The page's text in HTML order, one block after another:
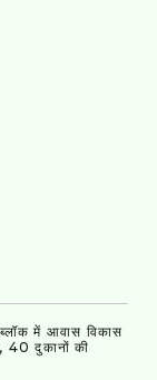
में आवास विकास
40 दुकानों की